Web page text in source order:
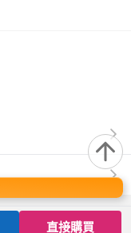
直接購買